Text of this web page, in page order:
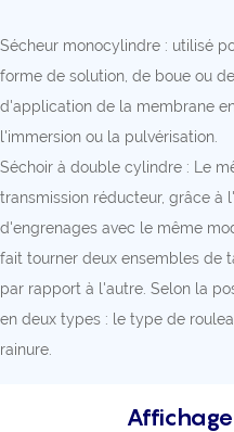
Sécheur monocylindre : utilisé
forme de solution, de boue ou
d'application de la membrane
l'immersion ou la pulvérisation.
Séchoir à double cylindre : Le
transmission réducteur, grâce à
d'engrenages avec le même
fait tourner deux ensembles de
par rapport à l'autre. Selon la
en deux types : le type de
rainure.